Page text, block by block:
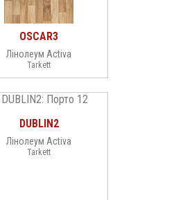
OSCAR3
Лінолеум Activa
Tarkett
DUBLIN2
Лінолеум Activa
Tarkett